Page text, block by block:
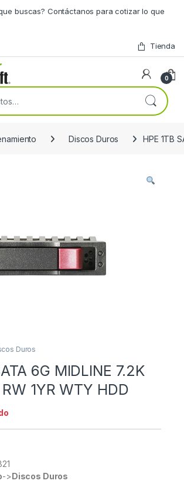
buscas? Contáctanos para cotizar lo que
Tienda
0
Discos Duros HPE 1TB
Duros
6G MIDLINE 7.2K
1YR WTY HDD
->Discos Duros